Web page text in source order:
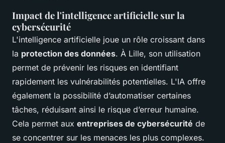
Impact de l'intelligence artificielle sur la
cybersécurité
L'intelligence artificielle joue un rôle croissant dans
la protection des données. À Lille, son utilisation
permet de prévenir les risques en identifiant
rapidement les vulnérabilités potentielles. L'IA offre
également la possibilité d’automatiser certaines
tâches, réduisant ainsi le risque d’erreur humaine.
Cela permet aux entreprises de cybersécurité de
se concentrer sur les menaces les plus complexes.